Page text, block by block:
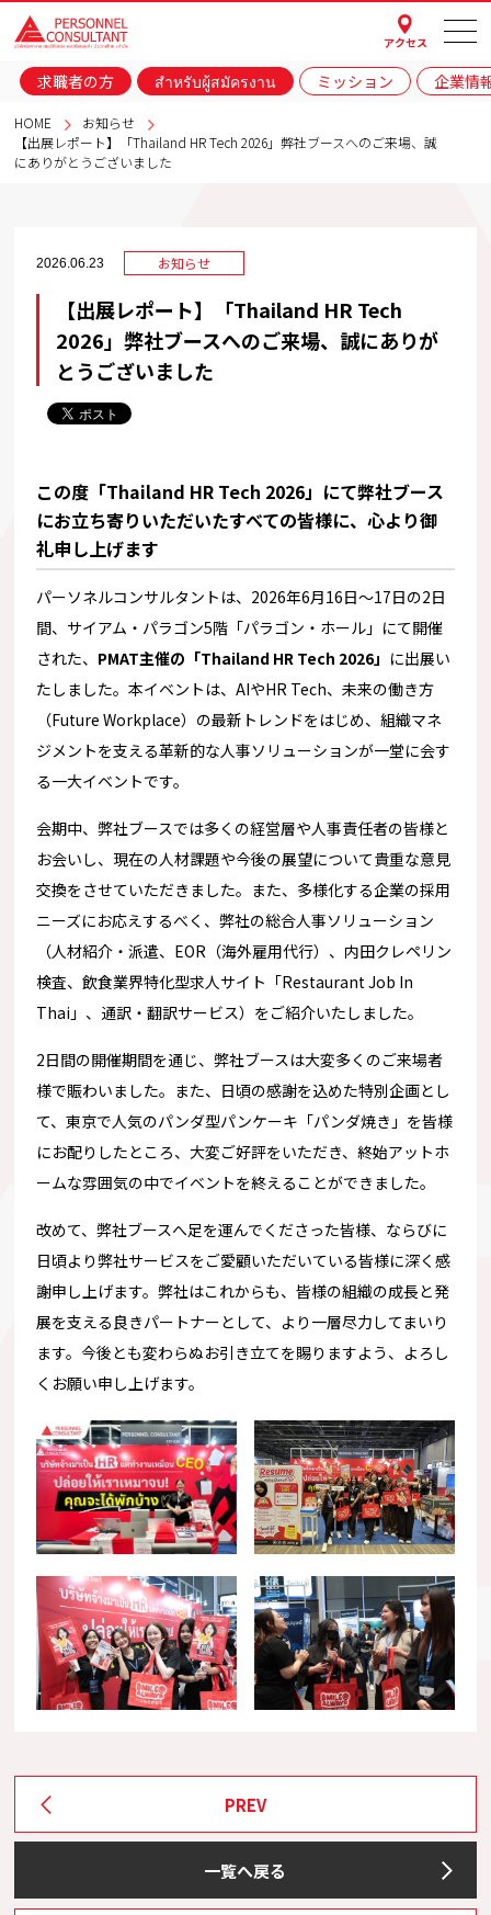
アクセス
求職者の方 สำหรับผู้สมัครงาน ミッション 企業情
HOME
お知らせ
【出展レポート】「Thailand HR Tech 2026」弊社ブースへのご来場、誠
にありがとうございました
2026.06.23 お知らせ
【出展レポート】「Thailand HR Tech
2026」弊社ブースへのご来場、誠にありが
とうございました
この度「Thailand HR Tech 2026」にて弊社ブース
にお立ち寄りいただいたすべての皆様に、心より御
礼申し上げます
パーソネルコンサルタントは、2026年6月16日〜17日の2日
間、サイアム・パラゴン5階「パラゴン・ホール」にて開催
された、 PMAT主催の「Thailand HR Tech 2026」 に出展い
たしました。本イベントは、AIやHR Tech、未来の働き方
（Future Workplace）の最新トレンドをはじめ、組織マネ
ジメントを支える革新的な人事ソリューションが一堂に会す
る一大イベントです。
会期中、弊社ブースでは多くの経営層や人事責任者の皆様と
お会いし、現在の人材課題や今後の展望について貴重な意見
交換をさせていただきました。また、多様化する企業の採用
ニーズにお応えするべく、弊社の総合人事ソリューション
（人材紹介・派遣、EOR（海外雇用代行）、内田クレペリン
検査、飲食業界特化型求人サイト「Restaurant Job In
Thai」、通訳・翻訳サービス）をご紹介いたしました。
2日間の開催期間を通じ、弊社ブースは大変多くのご来場者
様で賑わいました。また、日頃の感謝を込めた特別企画とし
て、東京で人気のパンダ型パンケーキ「パンダ焼き」を皆様
にお配りしたところ、大変ご好評をいただき、終始アットホ
ームな雰囲気の中でイベントを終えることができました。
改めて、弊社ブースへ足を運んでくださった皆様、ならびに
日頃より弊社サービスをご愛顧いただいている皆様に深く感
謝申し上げます。弊社はこれからも、皆様の組織の成長と発
展を支える良きパートナーとして、より一層尽力してまいり
ます。今後とも変わらぬお引き立てを賜りますよう、よろし
くお願い申し上げます。
PREV
一覧へ戻る